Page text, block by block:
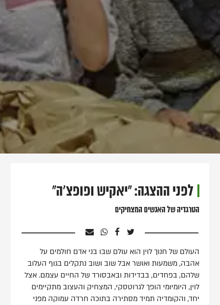
לפני ההצגה: "יאקיש ופופצ'ה"
הטרגדיה של האנשים המצחיקים
העולם של חנוך לוין הוא עולם שבו בני אדם חולמים על
אהבה, משמעות ואושר אבל שוב ושוב נתקלים בגוף העלוב
שלהם, בפחדים, בבדידות ובאבסורד של החיים עצמם. אצל
לוין, היומיומי הופך לגרוטסקי, המצחיק והעצוב מתקיימים
יחד, והקומדיה תמיד מסתירה בתוכה חרדה עמוקה מפני